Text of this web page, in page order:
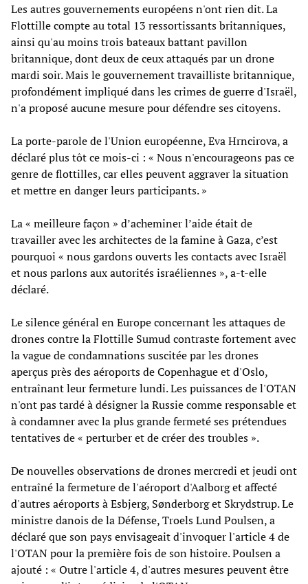
Les autres gouvernements européens n'ont rien dit. La
Flottille compte au total 13 ressortissants britanniques,
ainsi qu'au moins trois bateaux battant pavillon
britannique, dont deux de ceux attaqués par un drone
mardi soir. Mais le gouvernement travailliste britannique,
profondément impliqué dans les crimes de guerre d'Israël,
n'a proposé aucune mesure pour défendre ses citoyens.
La porte-parole de l'Union européenne, Eva Hrncirova, a
déclaré plus tôt ce mois-ci : « Nous n'encourageons pas ce
genre de flottilles, car elles peuvent aggraver la situation
et mettre en danger leurs participants. »
La « meilleure façon » d’acheminer l’aide était de
travailler avec les architectes de la famine à Gaza, c’est
pourquoi « nous gardons ouverts les contacts avec Israël
et nous parlons aux autorités israéliennes », a-t-elle
déclaré.
Le silence général en Europe concernant les attaques de
drones contre la Flottille Sumud contraste fortement avec
la vague de condamnations suscitée par les drones
aperçus près des aéroports de Copenhague et d'Oslo,
entraînant leur fermeture lundi. Les puissances de l'OTAN
n'ont pas tardé à désigner la Russie comme responsable et
à condamner avec la plus grande fermeté ses prétendues
tentatives de « perturber et de créer des troubles ».
De nouvelles observations de drones mercredi et jeudi ont
entraîné la fermeture de l'aéroport d'Aalborg et affecté
d'autres aéroports à Esbjerg, Sønderborg et Skrydstrup. Le
ministre danois de la Défense, Troels Lund Poulsen, a
déclaré que son pays envisageait d'invoquer l'article 4 de
l'OTAN pour la première fois de son histoire. Poulsen a
ajouté : « Outre l'article 4, d'autres mesures peuvent être